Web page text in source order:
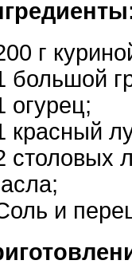
г
большой
огурец;
красный
столовых
и